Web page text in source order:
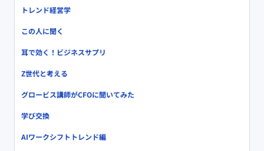
トレンド経営学
この人に聞く
耳で効く！ビジネスサプリ
Z世代と考える
グロービス講師がCFOに聞いてみた
学び交換
AIワークシフトトレンド編